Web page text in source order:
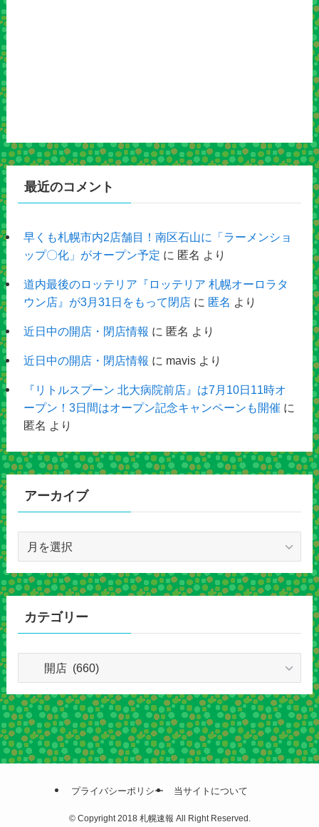
最近のコメント
早くも札幌市内2店舗目！南区石山に「ラーメンショ
ップ〇化」がオープン予定 に 匿名 より
道内最後のロッテリア『ロッテリア 札幌オーロラタ
ウン店』が3月31日をもって閉店に 匿名 より
近日中の開店・閉店情報 に 匿名 より
近日中の開店・閉店情報 に mavisより
『リトルスプーン 北大病院前店』は7月10日11時オ
ープン！3日間はオープン記念キャンペーンも開催 に
匿名 より
アーカイブ
カ
イ
カテゴリー
ゴ
リ
ー
プライバシーポリシー 当サイトについて
©Copyright 2018 札幌速報 All Right Reserved.